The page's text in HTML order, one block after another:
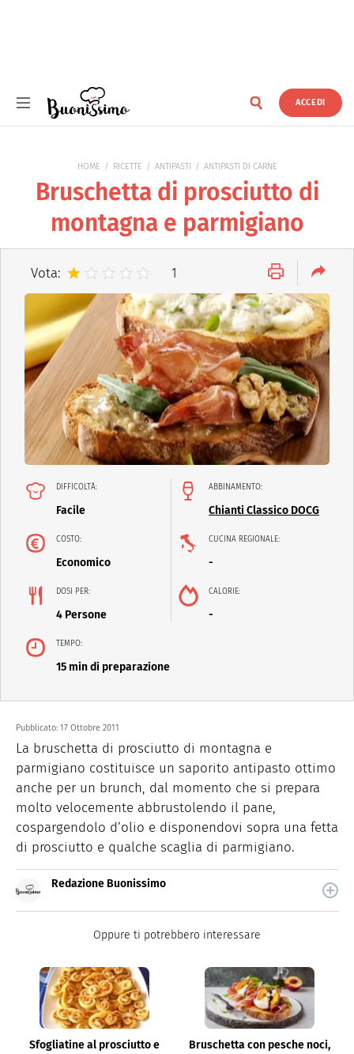
ACCEDI
HOME RICETTE ANTIPASTI ANTIPASTI DI CARNE
Bruschetta di prosciutto di
montagna e parmigiano
Vota: 1
DIFFICOLTÀ:
Facile
ABBINAMENTO:
Chianti Classico DOCG
COSTO:
Economico
CUCINA REGIONALE:
-
DOSI PER:
4 Persone
CALORIE:
-
TEMPO:
15 min di preparazione
Pubblicato: 17 Ottobre 2011
La bruschetta di prosciutto di montagna e
parmigiano costituisce un saporito antipasto ottimo
anche per un brunch, dal momento che si prepara
molto velocemente abbrustolendo il pane,
cospargendolo d’olio e disponendovi sopra una fetta
di prosciutto e qualche scaglia di parmigiano.
Redazione Buonissimo
quale trovi idee veloci, facili e spiegate passo passo.
Oppure ti potrebbero interessare
Sfogliatine al prosciutto e
Bruschetta con pesche noci,